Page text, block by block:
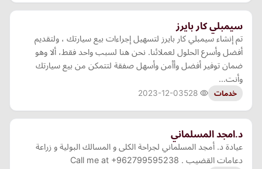
سيمبلي كار بايرز
تم إنشاء سيمبلي كار بايرز لتسهيل إجراءات بيع سيارتك ، ولتقديم
أفضل وأسرع الحلول لعملائنا. نحن هنا لسبب واحد فقط، ألا وهو
ضمان توفير أفضل وأأمن وأسهل صفقة لتتمكن من بيع سيارتك
وأنت…
خدمات 2023-12-03
د.امجد المسلماني
عيادة د. أمجد المسلماني لجراحة الكلى و المسالك البولية و زراعة
دعامات القضيب . Call me at +962799595238